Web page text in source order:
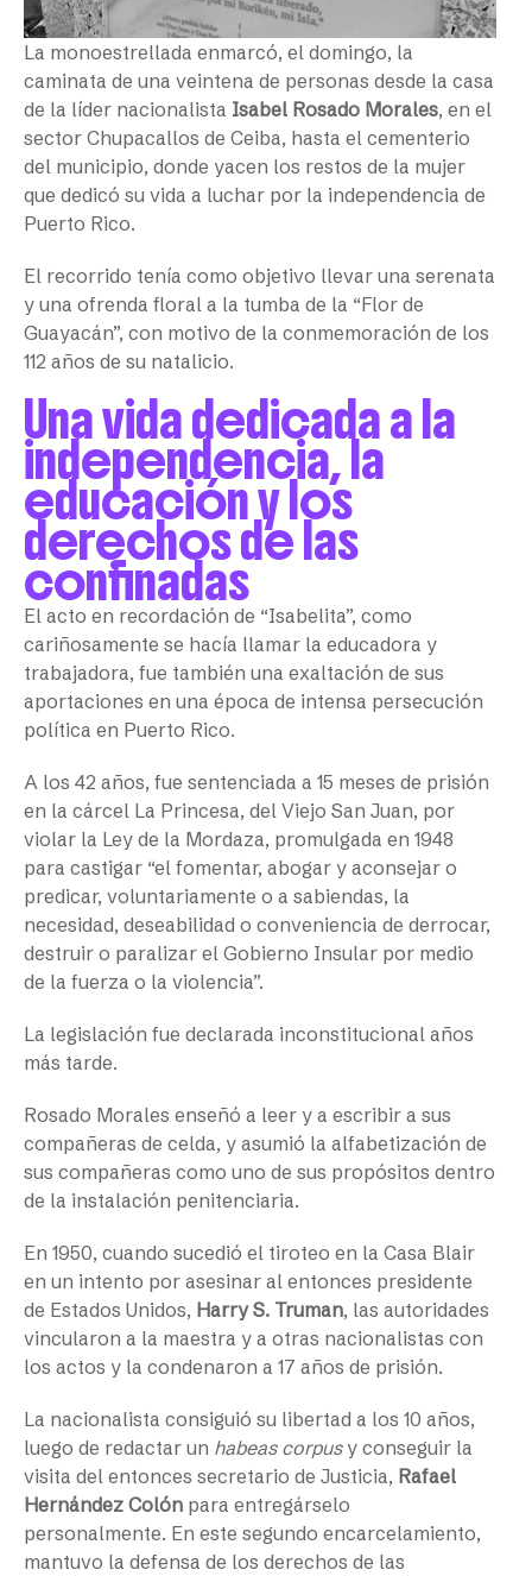
La monoestrellada enmarcó, el domingo, la
caminata de una veintena de personas desde la casa
de la líder nacionalista Isabel Rosado Morales, en el
sector Chupacallos de Ceiba, hasta el cementerio
del municipio, donde yacen los restos de la mujer
que dedicó su vida a luchar por la independencia de
Puerto Rico.
El recorrido tenía como objetivo llevar una serenata
y una ofrenda floral a la tumba de la “Flor de
Guayacán”, con motivo de la conmemoración de los
112 años de su natalicio.
Una vida dedicada a la
independencia, la
educación y los
derechos de las
confinadas
El acto en recordación de “Isabelita”, como
cariñosamente se hacía llamar la educadora y
trabajadora, fue también una exaltación de sus
aportaciones en una época de intensa persecución
política en Puerto Rico.
A los 42 años, fue sentenciada a 15 meses de prisión
en la cárcel La Princesa, del Viejo San Juan, por
violar la Ley de la Mordaza, promulgada en 1948
para castigar “el fomentar, abogar y aconsejar o
predicar, voluntariamente o a sabiendas, la
necesidad, deseabilidad o conveniencia de derrocar,
destruir o paralizar el Gobierno Insular por medio
de la fuerza o la violencia”.
La legislación fue declarada inconstitucional años
más tarde.
Rosado Morales enseñó a leer y a escribir a sus
compañeras de celda, y asumió la alfabetización de
sus compañeras como uno de sus propósitos dentro
de la instalación penitenciaria.
En 1950, cuando sucedió el tiroteo en la Casa Blair
en un intento por asesinar al entonces presidente
de Estados Unidos, Harry S. Truman, las autoridades
vincularon a la maestra y a otras nacionalistas con
los actos y la condenaron a 17 años de prisión.
La nacionalista consiguió su libertad a los 10 años,
luego de redactar un habeas corpusy conseguir la
visita del entonces secretario de Justicia, Rafael
Hernández Colón para entregárselo
personalmente. En este segundo encarcelamiento,
mantuvo la defensa de los derechos de las